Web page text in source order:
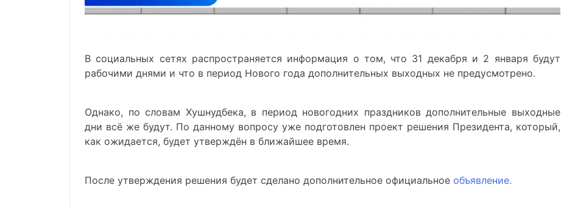
В социальных сетях распространяется информация о том, что 31 декабря и 2 января будут
рабочими днями и что в период Нового года дополнительных выходных не предусмотрено.
Однако, по словам Хушнудбека, в период новогодних праздников дополнительные выходные
дни всё же будут. По данному вопросу уже подготовлен проект решения Президента, который,
как ожидается, будет утверждён в ближайшее время.
После утверждения решения будет сделано дополнительное официальное объявление.